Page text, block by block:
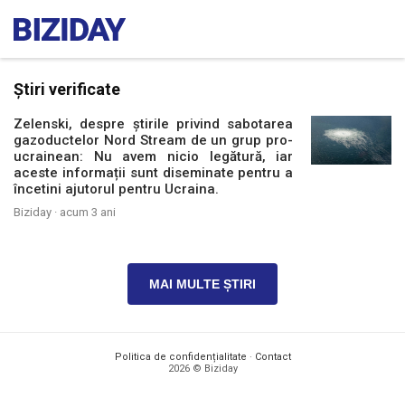
Știri verificate
Zelenski, despre știrile privind sabotarea
gazoductelor Nord Stream de un grup pro-
ucrainean: Nu avem nicio legătură, iar
aceste informații sunt diseminate pentru a
încetini ajutorul pentru Ucraina.
Biziday · acum 3 ani
MAI MULTE ȘTIRI
Politica de confidențialitate · Contact
2026 © Biziday